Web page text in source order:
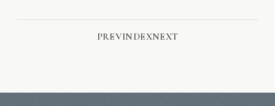
PREVINDEXNEXT